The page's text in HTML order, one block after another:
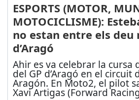
ESPORTS (MOTOR,
MOTOCICLISME):
no estan entre els deu
d’Aragó
Ahir es va celebrar la cursa
del GP d’Aragó en el circuit
Aragón. En Moto2, el pilot
Xavi Artigas (Forward